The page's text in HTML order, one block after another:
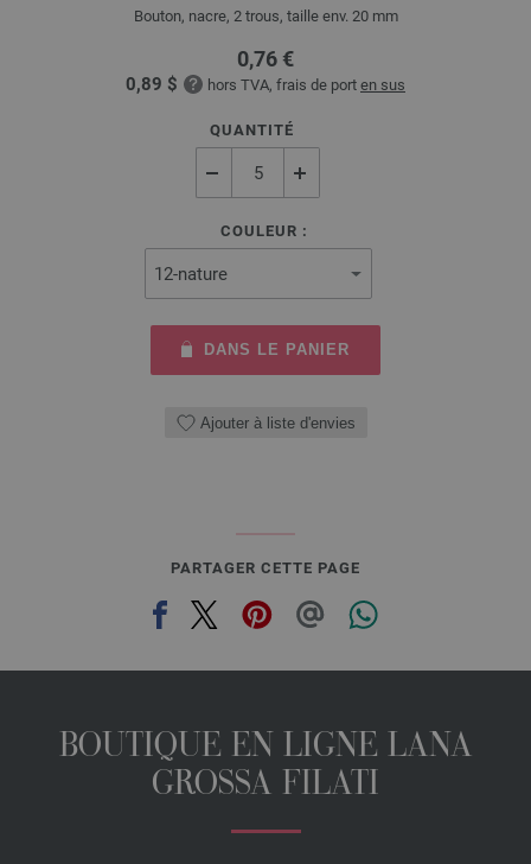
Bouton, nacre, 2 trous, taille env. 20 mm
0,76 €
0,89 $ hors TVA, frais de port en sus
QUANTITÉ
COULEUR :
DANS LE PANIER
Ajouter à liste d'envies
PARTAGER CETTE PAGE
BOUTIQUE EN LIGNE LANA
GROSSA FILATI